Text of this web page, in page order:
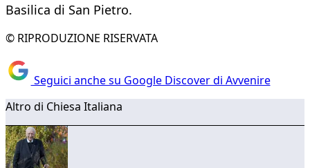
Basilica di San Pietro.
© RIPRODUZIONE RISERVATA
Seguici anche su Google Discover di Avvenire
Altro di Chiesa Italiana